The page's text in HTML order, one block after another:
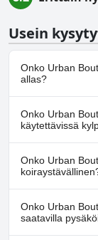
Usein
Onko Urban
allas?
Ei, Urban
allasta.
Onko Urban
käytettävissä
Ei, Urban
kylpylää.
Onko Urban
Kyllä, Urban
koirat
Onko Urban
saatavilla